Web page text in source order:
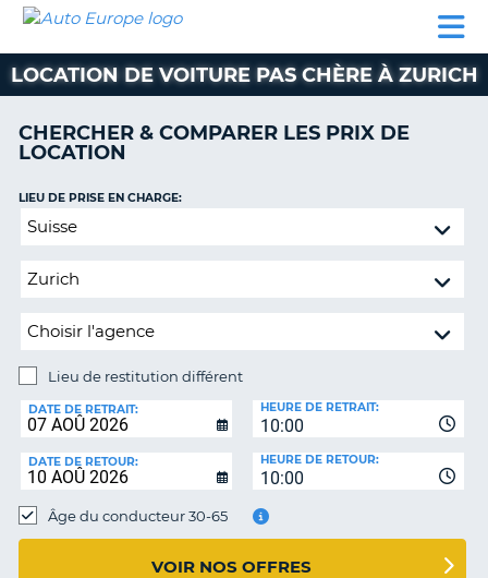
LOCATION
VOITURE
CAMPING-
CAR
CLIENT
AUTO
EUROPE
LOCATION
VOITURE
CAMPING-
CAR
PARTENAIRES
SUPPORT
CLIENT
COMPTE
MA
LOCATION DE VOITURE PAS CHÈRE À ZURICH
CHERCHER & COMPARER LES PRIX DE
LOCATION
Lieu
restitution
LIEU DE PRISE EN CHARGE:
Lieu de restitution différent
DE
RESTITUTION:
DATE DE RETRAIT:
10:00
HEURE DE RETRAIT:
DATE DE RETOUR:
10:00
HEURE DE RETOUR:
Âge du conducteur 30-65
VOIR NOS OFFRES